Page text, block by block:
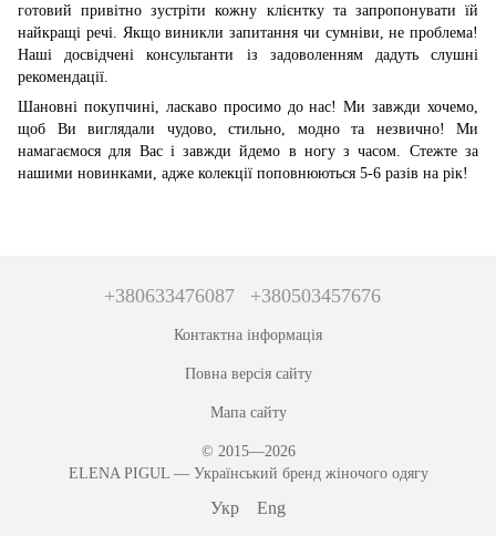
готовий привітно зустріти кожну клієнтку та запропонувати їй
найкращі речі. Якщо виникли запитання чи сумніви, не проблема!
Наші досвідчені консультанти із задоволенням дадуть слушні
рекомендації.
Шановні покупчині, ласкаво просимо до нас! Ми завжди хочемо,
щоб Ви виглядали чудово, стильно, модно та незвично! Ми
намагаємося для Вас і завжди йдемо в ногу з часом. Стежте за
нашими новинками, адже колекції поповнюються 5-6 разів на рік!
+380633476087 +380503457676
Контактна інформація
Повна версія сайту
Мапа сайту
© 2015—2026
ЕLENA PIGUL — Український бренд жіночого одягу
Укр Eng